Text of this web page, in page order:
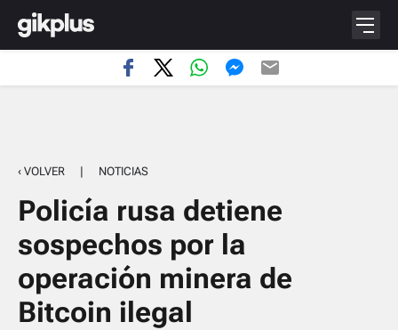
‹ VOLVER | NOTICIAS
Policía rusa detiene
sospechos por la
operación minera de
Bitcoin ilegal